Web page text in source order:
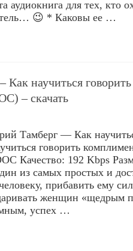
аудиокнига для тех, кто
😉 * Каковы ее …
научиться
– скачать
Тамберг — Как
говорить
Качество: 192 Kbps
из самых простых и
прибавить ему
женщин «щедрым
успех …